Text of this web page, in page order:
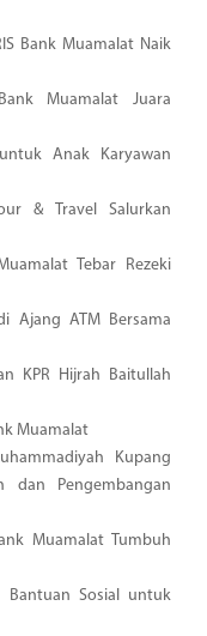
Bank Muamalat Naik
Muamalat Juara
Anak Karyawan
& Travel Salurkan
Tebar Rezeki
Ajang ATM Bersama
KPR Hijrah Baitullah
Muamalat
Kupang
dan Pengembangan
Muamalat Tumbuh
Bantuan Sosial untuk